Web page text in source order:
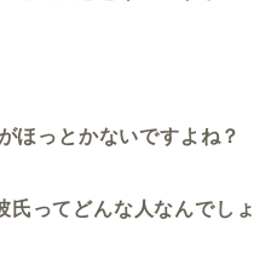
ほっとかないですよね？
ってどんな人なんでしょ